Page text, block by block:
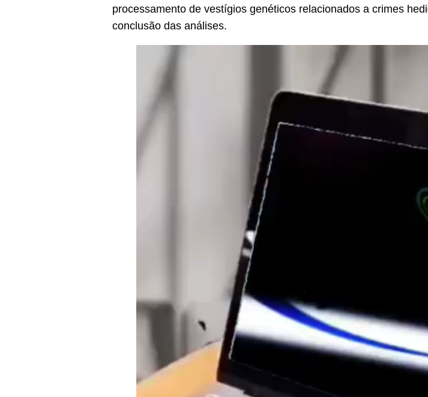
processamento de vestígios genéticos relacionados a crimes
conclusão das análises.